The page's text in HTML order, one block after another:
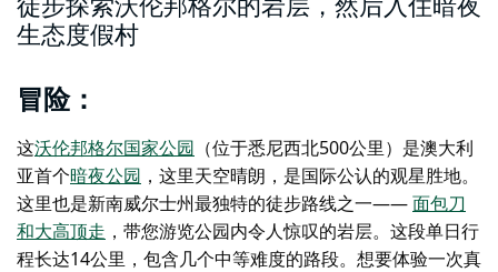
徒步探索沃伦邦格尔的岩层，然后入住暗夜
生态度假村
冒险：
这沃伦邦格尔国家公园 （位于悉尼西北500公里）是澳大利
亚首个暗夜公园 ，这里天空晴朗，是国际公认的观星胜地。
这里也是新南威尔士州最独特的徒步路线之一——面包刀
和大高顶走 ，带您游览公园内令人惊叹的岩层。这段单日行
程长达14公里，包含几个中等难度的路段。想要体验一次真